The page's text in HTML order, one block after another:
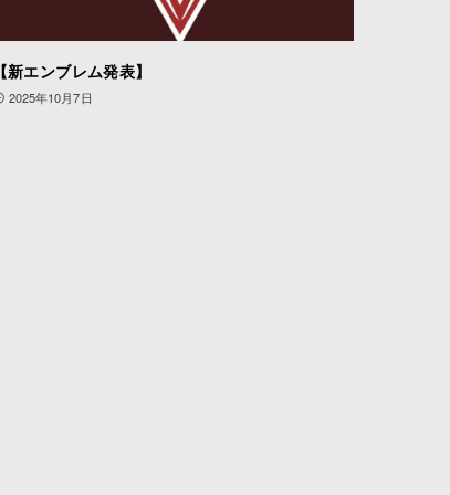
【新エンブレム発表】
2025年10月7日